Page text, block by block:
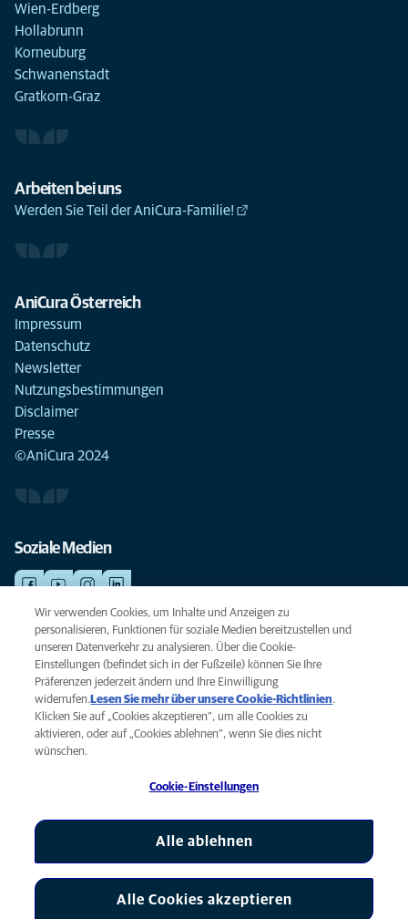
Wien-Erdberg
Hollabrunn
Korneuburg
Schwanenstadt
Gratkorn-Graz
Arbeiten bei uns
Werden Sie Teil der AniCura-Familie!
AniCura Österreich
Impressum
Datenschutz
Newsletter
Nutzungsbestimmungen
Disclaimer
Presse
©AniCura 2024
Soziale Medien
NOTDIENSTE
Finden Sie hier Ihre Standorte mit Notfallservice. Weil Ihr Tier die beste
Versorgung verdient.
Datenschutz
Legal
AniCura ist eine Tochtergesellschaft von Mars, Inc © 2026
Cookie-Einstellungen
Wir verwenden Cookies, um Inhalte und Anzeigen zu
personalisieren, Funktionen für soziale Medien bereitzustellen und
unseren Datenverkehr zu analysieren. Über die Cookie-
Einstellungen (befindet sich in der Fußzeile) können Sie Ihre
Präferenzen jederzeit ändern und Ihre Einwilligung
widerrufen. Lesen Sie mehr über unsere Cookie-Richtlinien(opens
.
Klicken Sie auf „Cookies akzeptieren“, um alle Cookies zu
aktivieren, oder auf „Cookies ablehnen“, wenn Sie dies nicht
wünschen.
Cookie-Einstellungen
Alle ablehnen
Alle Cookies akzeptieren